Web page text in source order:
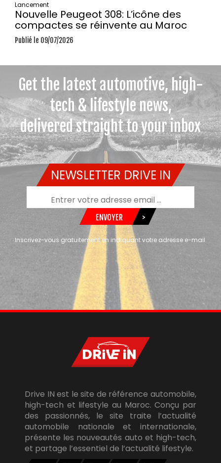
Lancement
Nouvelle Peugeot 308: L’icône des
compactes se réinvente au Maroc
Publié le 09/07/2026
Get the latest automotive, high-
tech & lifestyle news,
delivered straight to your inbox
NEWSLETTER DRIVE IN
ENVOYER >
Inscrivez-vous gratuitement en indiquant votre adresse e-mail.
Drive IN est le site de référence automobile,
high-tech et lifestyle au Maroc. Conçu par
des passionnés, le site traite l’actualité
automobile nationale et internationale,
présente les nouveautés auto et high-tech,
et partage l’essentiel de l’actualité lifestyle.